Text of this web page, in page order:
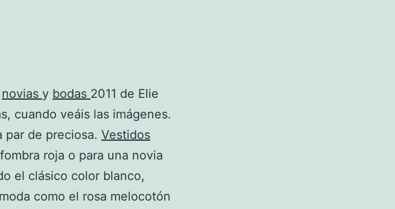
novias y bodas 2011 de Elie
cuando veáis las imágenes.
par de preciosa. Vestidos
roja o para una novia
el clásico color blanco,
como el rosa melocotón